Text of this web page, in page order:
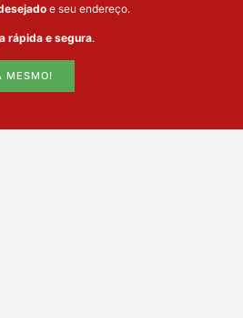
e seu endereço.
rápida e segura.
MESMO!